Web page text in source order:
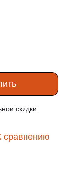
скидки
сравнению